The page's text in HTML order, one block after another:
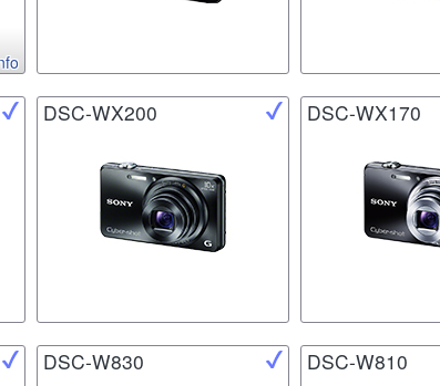
DSC-WX200 DSC-WX170
DSC-W830 DSC-W810